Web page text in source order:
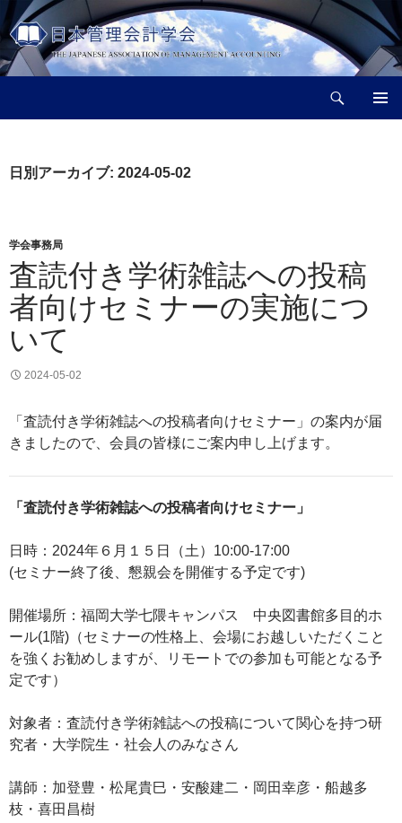
コ
ン
ン
へ
ッ
日別アーカイブ: 2024-05-02
学会事務局
査読付き学術雑誌への投稿
者向けセミナーの実施につ
いて
2024-05-02
「査読付き学術雑誌への投稿者向けセミナー」の案内が届
きましたので、会員の皆様にご案内申し上げます。
「査読付き学術雑誌への投稿者向けセミナー」
日時：2024年６月１５日（土）10:00-17:00
(セミナー終了後、懇親会を開催する予定です)
開催場所：福岡大学七隈キャンパス 中央図書館多目的ホ
ール(1階)（セミナーの性格上、会場にお越しいただくこと
を強くお勧めしますが、リモートでの参加も可能となる予
定です）
対象者：査読付き学術雑誌への投稿について関心を持つ研
究者・大学院生・社会人のみなさん
講師：加登豊・松尾貴巳・安酸建二・岡田幸彦・船越多
枝・喜田昌樹